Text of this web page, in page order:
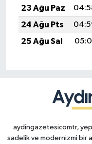
23 Ağu Paz
24 Ağu Pts
25 Ağu Sal
aydingazetesicomtr,
sadelik ve modernizmi bir